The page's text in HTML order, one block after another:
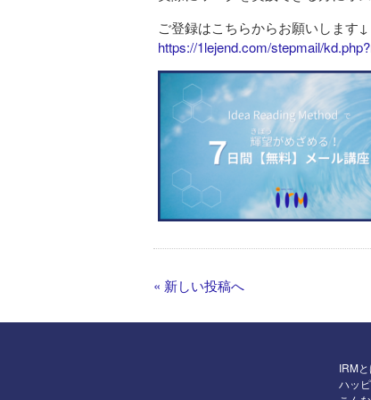
ご登録はこちらからお願いします↓
https://1lejend.com/stepmail/
« 新しい投稿へ
IRM
ハッ